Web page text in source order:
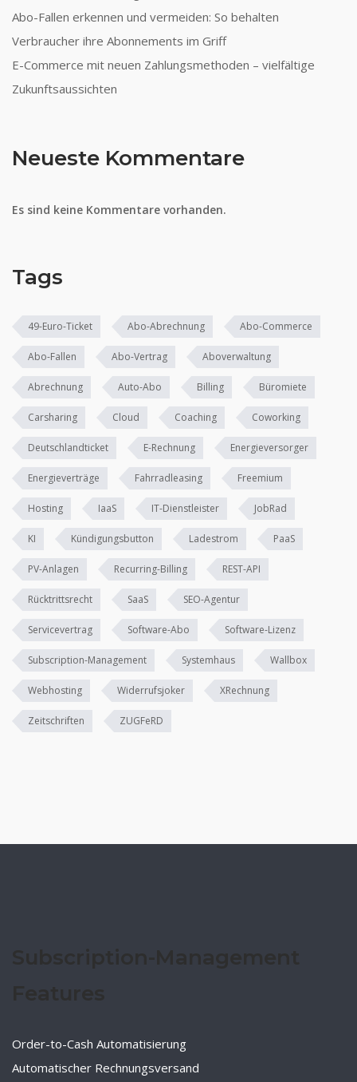
Abo-Fallen erkennen und vermeiden: So behalten
Verbraucher ihre Abonnements im Griff
E-Commerce mit neuen Zahlungsmethoden – vielfältige
Zukunftsaussichten
Neueste Kommentare
Es sind keine Kommentare vorhanden.
Tags
49-Euro-Ticket Abo-Abrechnung Abo-Commerce
Abo-Fallen Abo-Vertrag Aboverwaltung
Abrechnung Auto-Abo Billing Büromiete
Carsharing Cloud Coaching Coworking
Deutschlandticket E-Rechnung Energieversorger
Energieverträge Fahrradleasing Freemium
Hosting IaaS IT-Dienstleister JobRad
KI Kündigungsbutton Ladestrom PaaS
PV-Anlagen Recurring-Billing REST-API
Rücktrittsrecht SaaS SEO-Agentur
Servicevertrag Software-Abo Software-Lizenz
Subscription-Management Systemhaus Wallbox
Webhosting Widerrufsjoker XRechnung
Zeitschriften ZUGFeRD
Order-to-Cash Automatisierung
Automatischer Rechnungsversand